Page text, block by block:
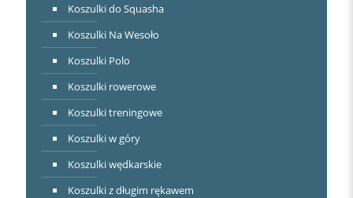
Koszulki do Squasha
Koszulki Na Wesoło
Koszulki Polo
Koszulki rowerowe
Koszulki treningowe
Koszulki w góry
Koszulki wędkarskie
Koszulki z długim rękawem